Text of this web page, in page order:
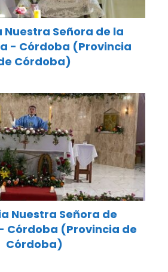
Señora de la
- Córdoba (Provincia
Córdoba)
Nuestra Señora de
Córdoba (Provincia de
Córdoba)